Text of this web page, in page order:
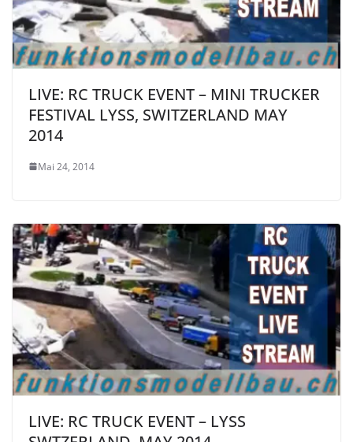
LIVE: RC TRUCK EVENT – MINI TRUCKER
FESTIVAL LYSS, SWITZERLAND MAY
2014
Mai 24, 2014
LIVE: RC TRUCK EVENT – LYSS